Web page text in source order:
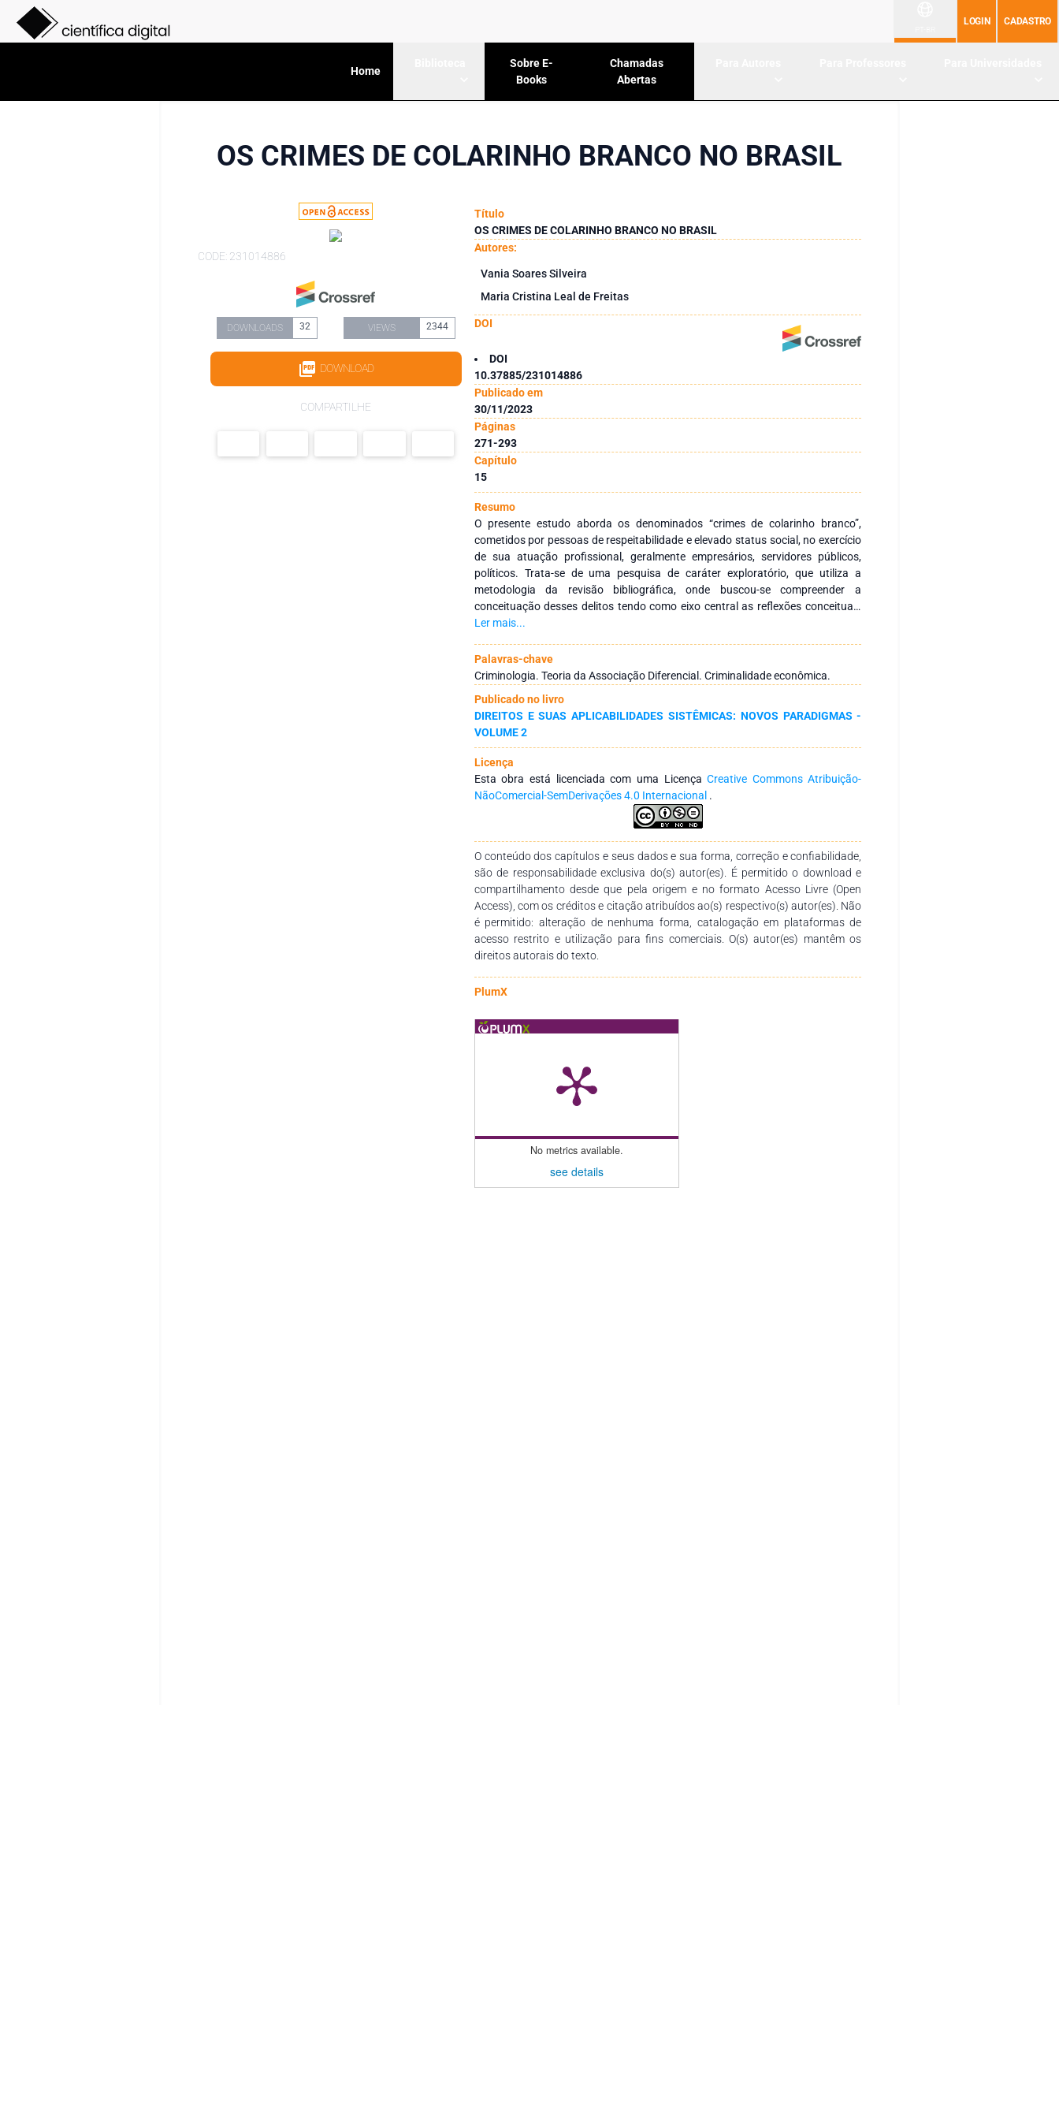
LOGIN CADASTRO
Home
Sobre E-
Books
Chamadas
Abertas
OS CRIMES DE COLARINHO BRANCO NO BRASIL
CODE: 231014886
DOWNLOADS 32 VIEWS 2344
DOWNLOAD
COMPARTILHE
Título
OS CRIMES DE COLARINHO BRANCO NO BRASIL
Autores:
Vania Soares Silveira
Maria Cristina Leal de Freitas
DOI
DOI
10.37885/231014886
Publicado em
30/11/2023
Páginas
271-293
Capítulo
15
Resumo
O presente estudo aborda os denominados “crimes de colarinho branco”,
cometidos por pessoas de respeitabilidade e elevado status social, no exercício
de sua atuação profissional, geralmente empresários, servidores públicos,
políticos. Trata-se de uma pesquisa de caráter exploratório, que utiliza a
metodologia da revisão bibliográfica, onde buscou-se compreender a
conceituação desses delitos tendo como eixo central as reflexões conceituais
propostas por Sutherland. As constatações deste propiciaram uma mudança
pobreza, apontando uma criminalidade latente relativa às pessoas de classe
socioeconômica mais alta e poder, e que seriam mais lesivos que os delitos
comuns. Entretanto, haveria uma certa impunidade dos criminosos dos crimes
de colarinho branco em decorrência do seu status social e poder de influência
na formulação e na aplicação da lei, da complexidade das violações e da não
percepção direta da sociedade da gravidade de seus efeitos lesivos. Tais crimes
causam danos de ordem econômica, ambientais, além de danos físicos e
psicológicos nas vítimas. No Brasil, algumas práticas consideradas crime de
colarinho branco têm ocorrido com grande frequência, sendo as mais comuns,
corrupção, sonegação fiscal, peculato, evasão de divisas, gestão fraudulenta e
de persecução penal. A impunidade corrobora com a ideia de que o crime para
esse grupo social compensa.
Ler mais...
Palavras-chave
Criminologia. Teoria da Associação Diferencial. Criminalidade econômica.
Publicado no livro
DIREITOS E SUAS APLICABILIDADES SISTÊMICAS: NOVOS PARADIGMAS -
VOLUME 2
Licença
Esta obra está licenciada com uma LicençaCreative Commons Atribuição-
NãoComercial-SemDerivações 4.0 Internacional .
O conteúdo dos capítulos e seus dados e sua forma, correção e confiabilidade,
são de responsabilidade exclusiva do(s) autor(es). É permitido o download e
compartilhamento desde que pela origem e no formato Acesso Livre (Open
Access), com os créditos e citação atribuídos ao(s) respectivo(s) autor(es). Não
é permitido: alteração de nenhuma forma, catalogação em plataformas de
acesso restrito e utilização para fins comerciais. O(s) autor(es) mantêm os
direitos autorais do texto.
PlumX
No metrics available.
see details